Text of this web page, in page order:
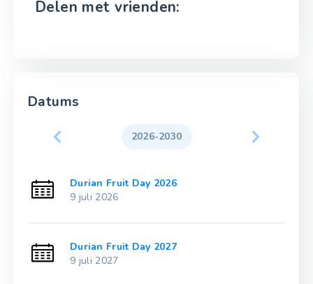
Delen met vrienden:
Datums
2026-2030
Durian Fruit Day 2026
9 juli 2026
Durian Fruit Day 2027
9 juli 2027